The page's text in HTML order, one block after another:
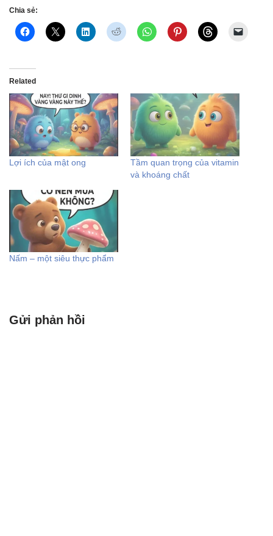
Chia sẻ:
Related
Lợi ích của mật ong
Tầm quan trọng của vitamin
và khoáng chất
Nấm – một siêu thực phẩm
Gửi phản hồi